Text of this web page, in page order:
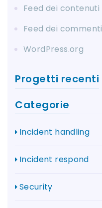
Feed dei contenuti
Feed dei commenti
WordPress.org
Progetti recenti
Categorie
Incident handling
Incident respond
Security